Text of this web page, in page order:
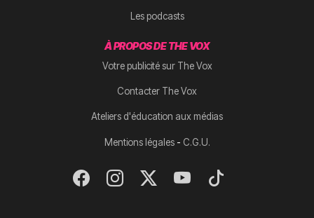
Les podcasts
À PROPOS DE THE VOX
Votre publicité sur The Vox
Contacter The Vox
Ateliers d'éducation aux médias
Mentions légales- C.G.U.